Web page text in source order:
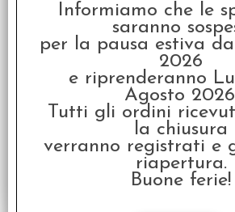
Vampiri La Masquerade 20°
Libro delle Linee di Sangue
Accessorio per Vampiri la
Anniversario
Disponibilità:
Prezzo:€ 39,99 €
Informiamo che le
saranno
per la pausa estiva
2026
e riprenderanno
Agosto
Tutti gli ordini
la chiusura
verranno registrati e
riapertura.
Buone ferie!